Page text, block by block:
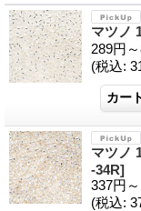
マツノ
289円
(税込:
マツノ
-34R]
337円
(税込: